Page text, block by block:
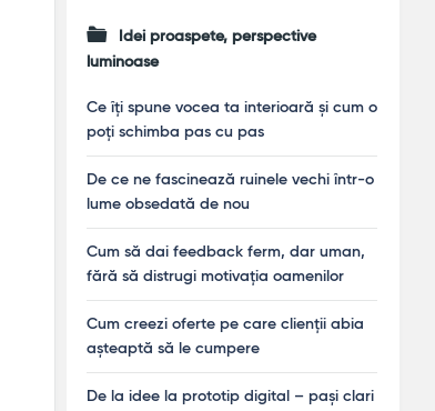
Idei proaspete, perspective
luminoase
Ce îți spune vocea ta interioară și cum o
poți schimba pas cu pas
De ce ne fascinează ruinele vechi într-o
lume obsedată de nou
Cum să dai feedback ferm, dar uman,
fără să distrugi motivația oamenilor
Cum creezi oferte pe care clienții abia
așteaptă să le cumpere
De la idee la prototip digital – pași clari